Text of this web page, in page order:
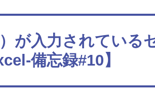
が入力されている
備忘録#10】